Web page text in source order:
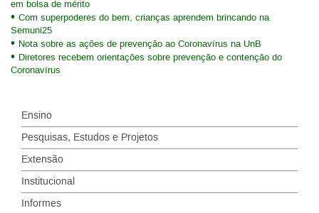
em bolsa de mérito
Com superpoderes do bem, crianças aprendem brincando na
Semuni25
Nota sobre as ações de prevenção ao Coronavírus na UnB
Diretores recebem orientações sobre prevenção e contenção do
Coronavírus
Ensino
Pesquisas, Estudos e Projetos
Extensão
Institucional
Informes